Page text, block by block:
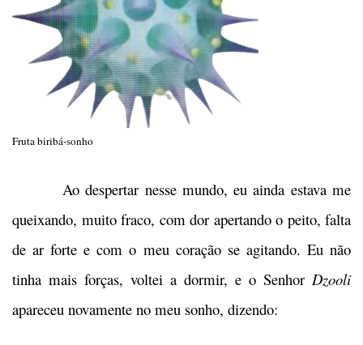
Fruta biribá-sonho
Ao despertar nesse mundo, eu ainda estava me
queixando, muito fraco, com dor apertando o peito, falta
de ar forte e com o meu coração se agitando. Eu não
tinha mais forças, voltei a dormir, e o Senhor Dzooli
apareceu novamente no meu sonho, dizendo: